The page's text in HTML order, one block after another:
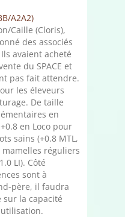
A2A2)
Caille (Cloris),
des associés
avaient acheté
du SPACE et
pas fait attendre.
les éleveurs
De taille
en
en Loco pour
sains (+0.8 MTL,
mamelles réguliers
LI). Côté
sont à
père, il faudra
la capacité